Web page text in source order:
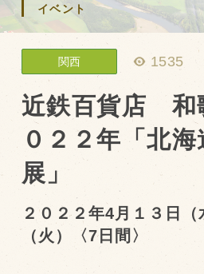
イベント
関西 1535
近鉄百貨店
０２２年「北
展」
２０２２年4月１３日（
（火）〈7日間〉
採用情報
企業ご案内
会社概要・沿革
アクセス
個人情報保護方針
お知らせ
お客様の声
オリジナル投稿レシピ